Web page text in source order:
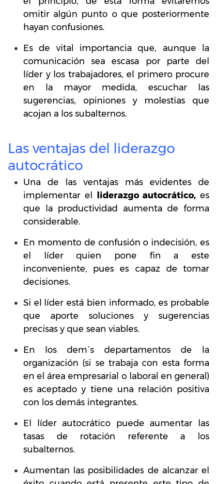
omitir algún punto o que posteriormente
hayan confusiones.
Es de vital importancia que, aunque la
comunicación sea escasa por parte del
líder y los trabajadores, el primero procure
en la mayor medida, escuchar las
sugerencias, opiniones y molestias que
acojan a los subalternos.
Las ventajas del liderazgo
autocrático
Una de las ventajas más evidentes de
implementar el liderazgo autocrático, es
que la productividad aumenta de forma
considerable.
En momento de confusión o indecisión, es
el líder quien pone fin a este
inconveniente, pues es capaz de tomar
decisiones.
Si el líder está bien informado, es probable
que aporte soluciones y sugerencias
precisas y que sean viables.
En los dem´s departamentos de la
organización (si se trabaja con esta forma
en el área empresarial o laboral en general)
es aceptado y tiene una relación positiva
con los demás integrantes.
El líder autocrático puede aumentar las
tasas de rotación referente a los
subalternos.
Aumentan las posibilidades de alcanzar el